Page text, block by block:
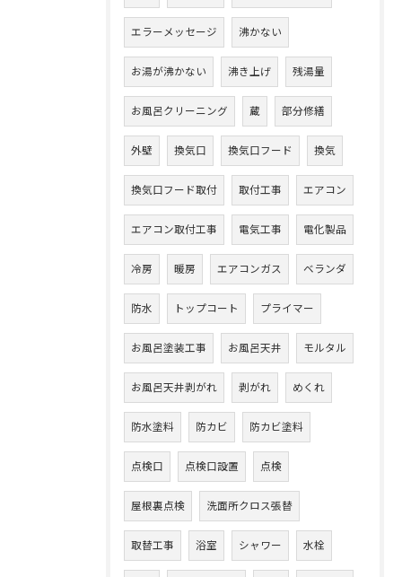
エラーメッセージ 沸かない
お湯が沸かない 沸き上げ 残湯量
お風呂クリーニング 蔵 部分修繕
外壁 換気口 換気口フード 換気
換気口フード取付 取付工事 エアコン
エアコン取付工事 電気工事 電化製品
冷房 暖房 エアコンガス ベランダ
防水 トップコート プライマー
お風呂塗装工事 お風呂天井 モルタル
お風呂天井剥がれ 剥がれ めくれ
防水塗料 防カビ 防カビ塗料
点検口 点検口設置 点検
屋根裏点検 洗面所クロス張替
取替工事 浴室 シャワー 水栓